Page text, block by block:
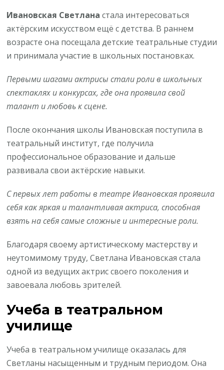
Ивановская Светлана стала интересоваться
актёрским искусством ещё с детства. В раннем
возрасте она посещала детские театральные студии
и принимала участие в школьных постановках.
Первыми шагами актрисы стали роли в школьных
спектаклях и конкурсах, где она проявила свой
талант и любовь к сцене.
После окончания школы Ивановская поступила в
театральный институт, где получила
профессиональное образование и дальше
развивала свои актёрские навыки.
С первых лет работы в театре Ивановская проявила
себя как яркая и талантливая актриса, способная
взять на себя самые сложные и интересные роли.
Благодаря своему артистическому мастерству и
неутомимому труду, Светлана Ивановская стала
одной из ведущих актрис своего поколения и
завоевала любовь зрителей.
Учеба в театральном
училище
Учеба в театральном училище оказалась для
Светланы насыщенным и трудным периодом. Она